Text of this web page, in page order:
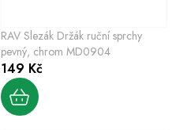
RAV Slezák Držák ruční sprchy
pevný, chrom MD0904
149 Kč